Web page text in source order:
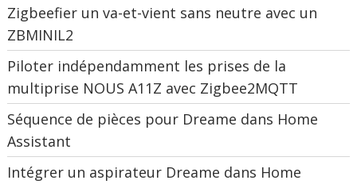
Zigbeefier un va-et-vient sans neutre avec un
ZBMINIL2
Piloter indépendamment les prises de la
multiprise NOUS A11Z avec Zigbee2MQTT
Séquence de pièces pour Dreame dans Home
Assistant
Intégrer un aspirateur Dreame dans Home